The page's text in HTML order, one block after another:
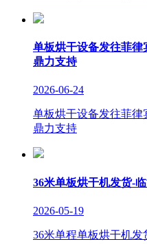
单板烘干设备发往菲
鼎力支持
2026-06-24
单板烘干设备发往菲
鼎力支持
36米单板烘干机发货-
2026-05-19
36米单程单板烘干机发